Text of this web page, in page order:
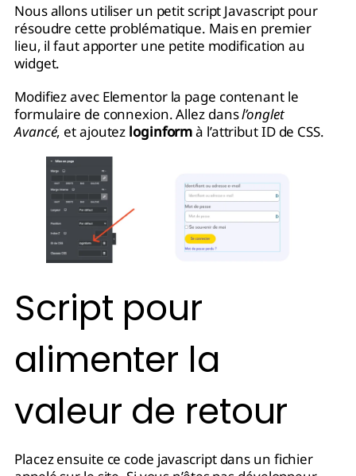
Nous allons utiliser un petit script Javascript pour
résoudre cette problématique. Mais en premier
lieu, il faut apporter une petite modification au
widget.
Modifiez avec Elementor la page contenant le
formulaire de connexion. Allez dansl’onglet
Avancé, et ajoutez loginformà l’attribut ID de CSS.
Script pour
alimenter la
valeur de retour
Placez ensuite ce code javascript dans un fichier